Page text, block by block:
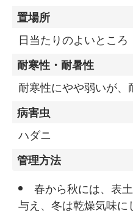
置場所
日当たりのよいところ
耐寒性・耐暑性
耐寒性にやや弱いが、
病害虫
ハダニ
管理方法
春から秋には、表
与え、冬は乾燥気味に